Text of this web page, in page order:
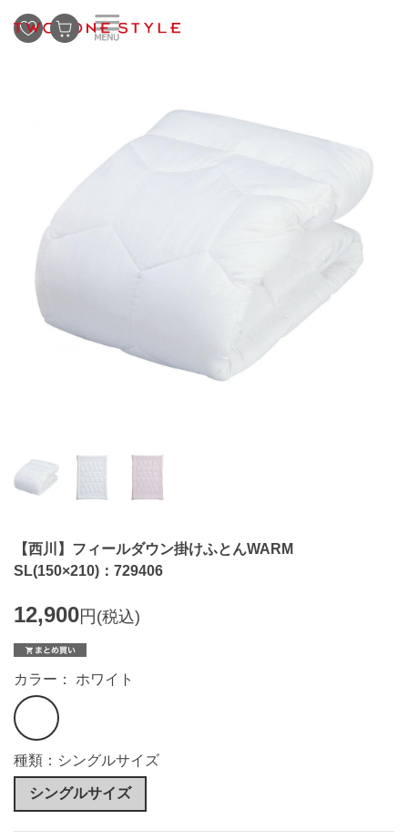
【西川】フィールダウン掛けふとんWARM
SL(150×210)：729406
12,900円 (税込)
カラー： ホワイト
種類：シングルサイズ
シングルサイズ